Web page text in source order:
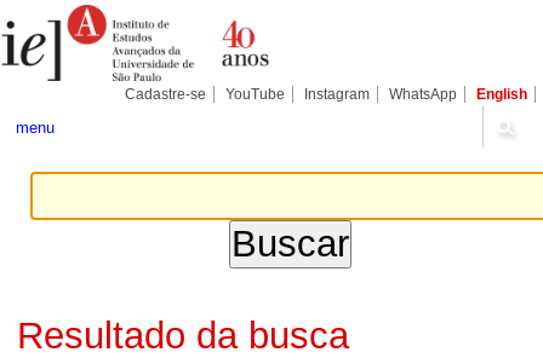
para
conteúdo.
Pessoais
Cadastre-se YouTube Instagram WhatsApp English
menu
Resultado da busca